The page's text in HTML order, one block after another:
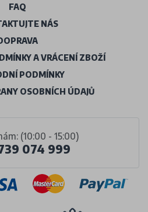
(10:00 - 15:00)
074 999
FAQ
NÁS
A VRÁCENÍ ZBOŽÍ
PODMÍNKY
OSOBNÍCH ÚDAJŮ